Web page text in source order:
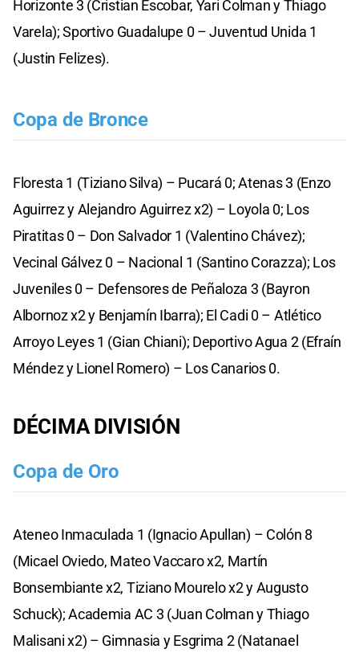
Horizonte 3 (Cristian Escobar, Yari Colman y Thiago
Varela); Sportivo Guadalupe 0 – Juventud Unida 1
(Justin Felizes).
Copa de Bronce
Floresta 1 (Tiziano Silva) – Pucará 0; Atenas 3 (Enzo
Aguirrez y Alejandro Aguirrez x2) – Loyola 0; Los
Piratitas 0 – Don Salvador 1 (Valentino Chávez);
Vecinal Gálvez 0 – Nacional 1 (Santino Corazza); Los
Juveniles 0 – Defensores de Peñaloza 3 (Bayron
Albornoz x2 y Benjamín Ibarra); El Cadi 0 – Atlético
Arroyo Leyes 1 (Gian Chiani); Deportivo Agua 2 (Efraín
Méndez y Lionel Romero) – Los Canarios 0.
DÉCIMA DIVISIÓN
Copa de Oro
Ateneo Inmaculada 1 (Ignacio Apullan) – Colón 8
(Micael Oviedo, Mateo Vaccaro x2, Martín
Bonsembiante x2, Tiziano Mourelo x2 y Augusto
Schuck); Academia AC 3 (Juan Colman y Thiago
Malisani x2) – Gimnasia y Esgrima 2 (Natanael